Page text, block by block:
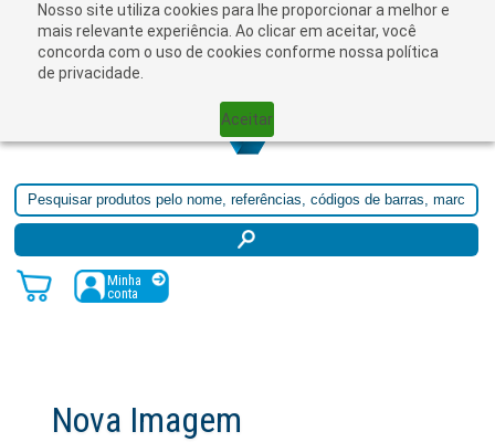
Nosso site utiliza cookies para lhe proporcionar a melhor e
mais relevante experiência. Ao clicar em aceitar, você
concorda com o uso de cookies conforme nossa política
de privacidade.
Aceitar
Minha
conta
Nova Imagem